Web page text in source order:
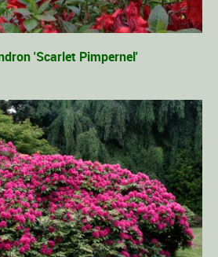
'Scarlet Pimpernel'